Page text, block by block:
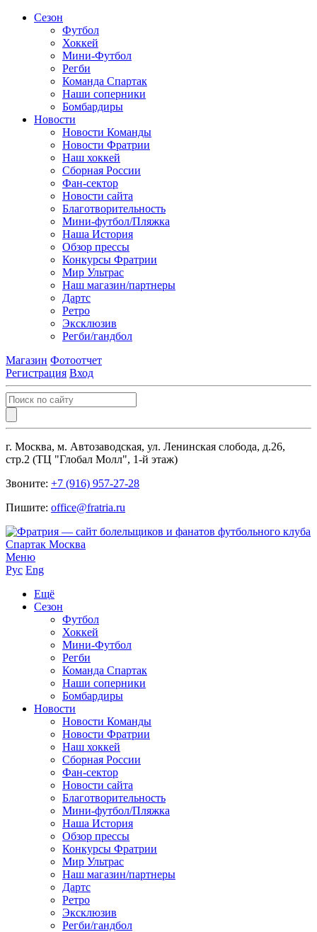
Сезон
Футбол
Хоккей
Мини-Футбол
Регби
Команда Спартак
Наши соперники
Бомбардиры
Новости
Новости Команды
Новости Фратрии
Наш хоккей
Сборная России
Фан-cектор
Новости сайта
Благотворительность
Мини-футбол/Пляжка
Наша История
Обзор прессы
Конкурсы Фратрии
Мир Ультрас
Наш магазин/партнеры
Дартс
Ретро
Эксклюзив
Регби/гандбол
Магазин Фотоотчет
Регистрация Вход
г. Москва, м. Автозаводская, ул. Ленинская слобода, д.26,
стр.2 (ТЦ "Глобал Молл", 1-й этаж)
Звоните: +7 (916) 957-27-28
Пишите: office@fratria.ru
Меню
Рус Eng
Ещё
Сезон
Футбол
Хоккей
Мини-Футбол
Регби
Команда Спартак
Наши соперники
Бомбардиры
Новости
Новости Команды
Новости Фратрии
Наш хоккей
Сборная России
Фан-cектор
Новости сайта
Благотворительность
Мини-футбол/Пляжка
Наша История
Обзор прессы
Конкурсы Фратрии
Мир Ультрас
Наш магазин/партнеры
Дартс
Ретро
Эксклюзив
Регби/гандбол